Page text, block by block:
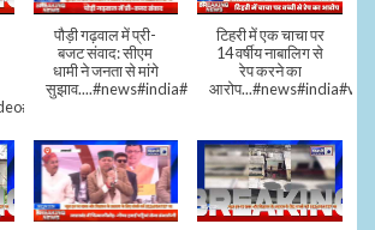
पौड़ी गढ़वाल में प्री-
बजट संवाद: सीएम
धामी ने जनता से मांगे
सुझाव....#news#india#video#viral
टिहरी में एक चाचा पर
14 वर्षीय नाबालिग से
रेप करने का